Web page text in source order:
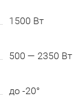
1500 Вт
500 — 2350 Вт
до -20°